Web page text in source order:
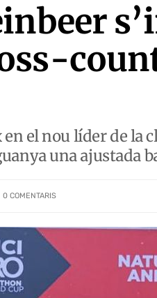
el nou líder de la
una ajustada
0 COMENTARIS